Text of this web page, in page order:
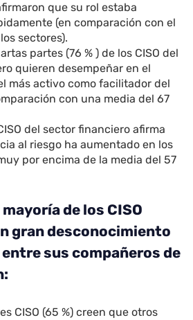
que su rol estaba
(en comparación con el
sectores).
partes (76 % ) de los CISO del
quieren desempeñar en el
más activo como facilitador del
con una media del 67
del sector financiero afirma
al riesgo ha aumentado en los
por encima de la media del 57
de los CISO
gran desconocimiento
sus compañeros de
CISO (65 %) creen que otros